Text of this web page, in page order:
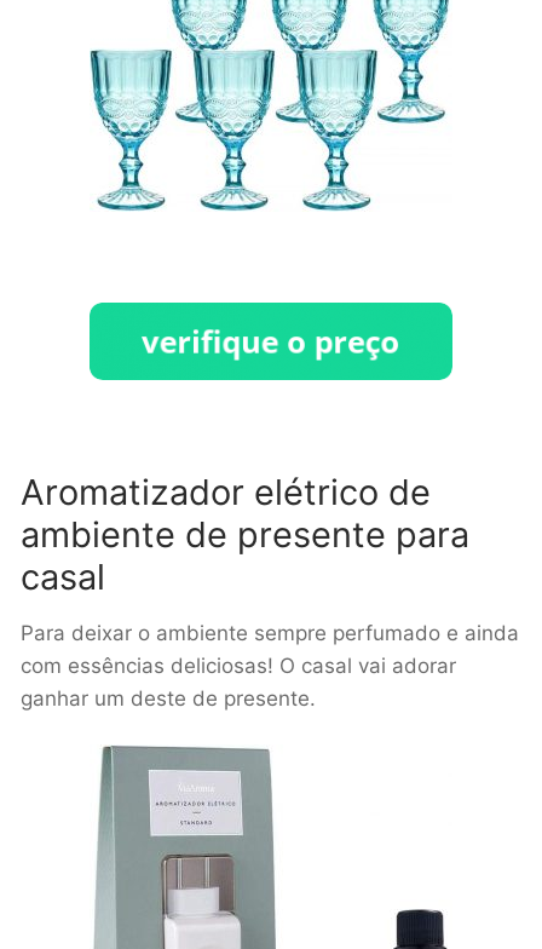
Aromatizador elétrico de
ambiente de presente para
casal
Para deixar o ambiente sempre perfumado e ainda
com essências deliciosas! O casal vai adorar
ganhar um deste de presente.